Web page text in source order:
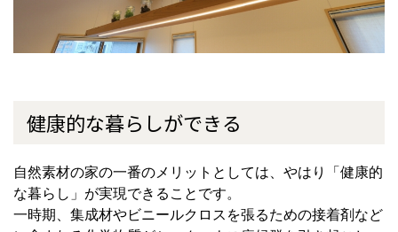
健康的な暮らしができる
自然素材の家の一番のメリットとしては、やはり「健康的
な暮らし」が実現できることです。
一時期、集成材やビニールクロスを張るための接着剤など